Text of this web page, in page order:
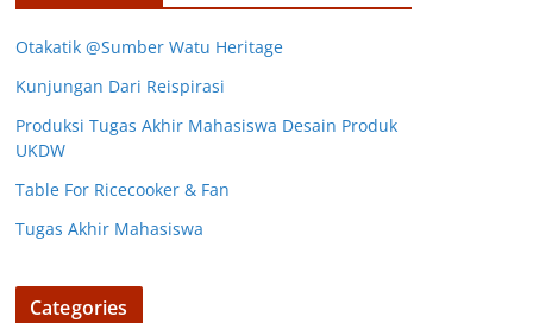
Otakatik @Sumber Watu Heritage
Kunjungan Dari Reispirasi
Produksi Tugas Akhir Mahasiswa Desain Produk
UKDW
Table For Ricecooker & Fan
Tugas Akhir Mahasiswa
Categories